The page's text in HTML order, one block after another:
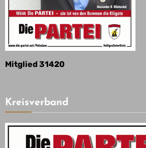
Mitglied 31420
Kreisverband